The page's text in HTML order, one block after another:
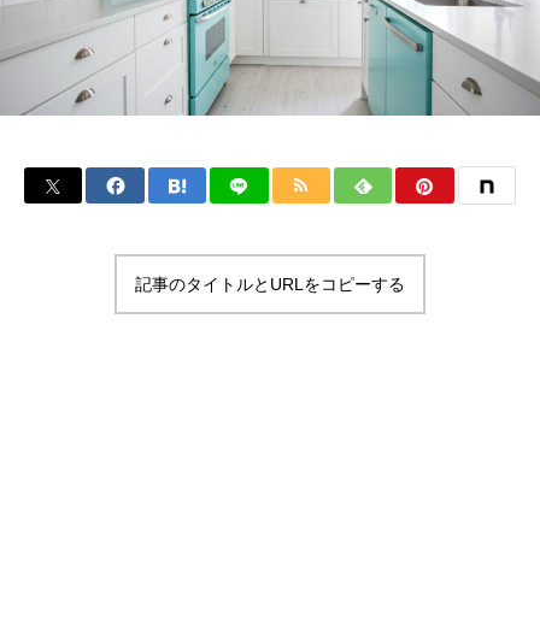
記事のタイトルとURLをコピーする